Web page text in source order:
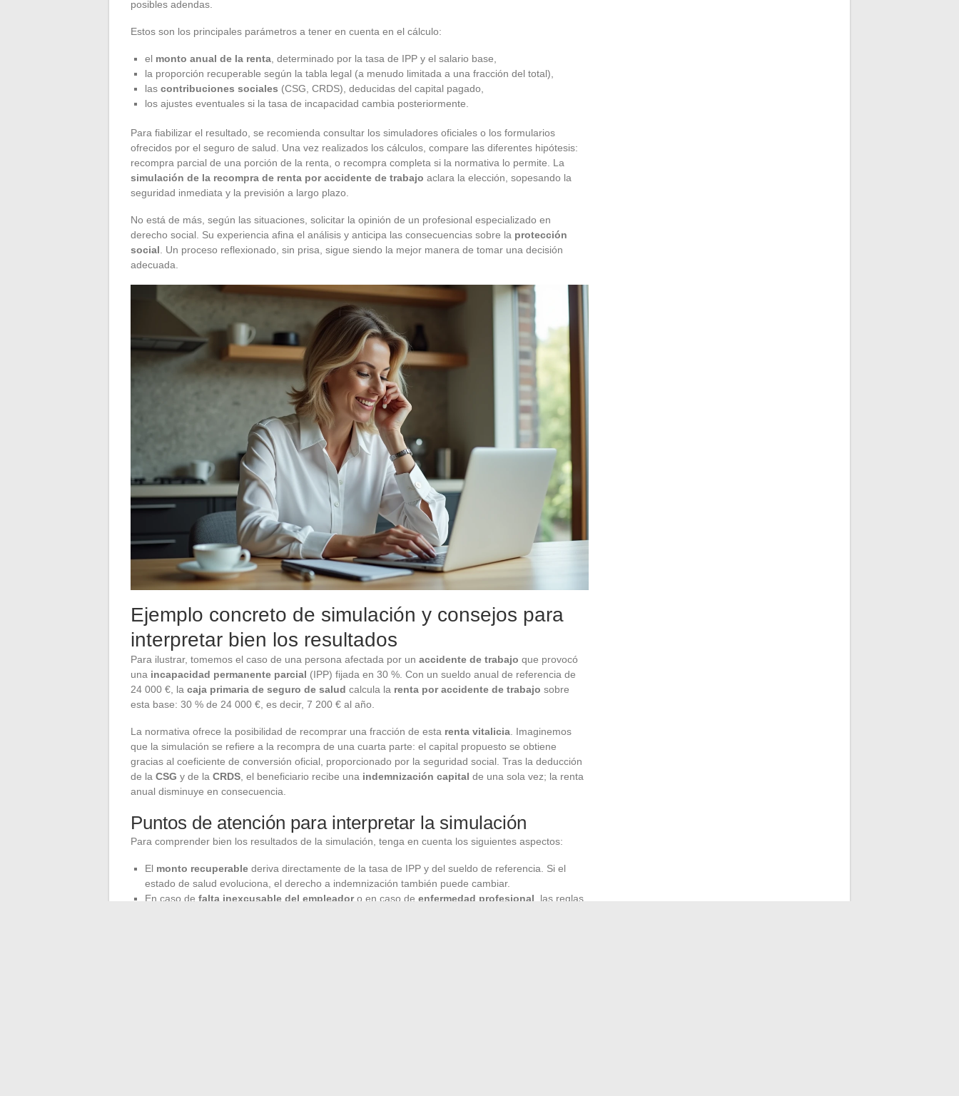
posibles adendas.
Estos son los principales parámetros a tener en cuenta en el cálculo:
el monto anual de la renta , determinado por la tasa de IPP y el salario base,
la proporción recuperable según la tabla legal (a menudo limitada a una fracción del total),
las contribuciones sociales (CSG, CRDS), deducidas del capital pagado,
los ajustes eventuales si la tasa de incapacidad cambia posteriormente.
Para fiabilizar el resultado, se recomienda consultar los simuladores oficiales o los formularios
ofrecidos por el seguro de salud. Una vez realizados los cálculos, compare las diferentes hipótesis:
recompra parcial de una porción de la renta, o recompra completa si la normativa lo permite. La
simulación de la recompra de renta por accidente de trabajo aclara la elección, sopesando la
seguridad inmediata y la previsión a largo plazo.
No está de más, según las situaciones, solicitar la opinión de un profesional especializado en
derecho social. Su experiencia afina el análisis y anticipa las consecuencias sobre la protección
social . Un proceso reflexionado, sin prisa, sigue siendo la mejor manera de tomar una decisión
adecuada.
Ejemplo concreto de simulación y consejos para
interpretar bien los resultados
Para ilustrar, tomemos el caso de una persona afectada por un accidente de trabajo que provocó
una incapacidad permanente parcial (IPP) fijada en 30 %. Con un sueldo anual de referencia de
24 000 €, la caja primaria de seguro de salud calcula la renta por accidente de trabajo sobre
esta base: 30 % de 24 000 €, es decir, 7 200 € al año.
La normativa ofrece la posibilidad de recomprar una fracción de esta renta vitalicia . Imaginemos
que la simulación se refiere a la recompra de una cuarta parte: el capital propuesto se obtiene
gracias al coeficiente de conversión oficial, proporcionado por la seguridad social. Tras la deducción
de la CSG y de la CRDS , el beneficiario recibe una indemnización capital de una sola vez; la renta
anual disminuye en consecuencia.
Puntos de atención para interpretar la simulación
Para comprender bien los resultados de la simulación, tenga en cuenta los siguientes aspectos:
El monto recuperable deriva directamente de la tasa de IPP y del sueldo de referencia. Si el
estado de salud evoluciona, el derecho a indemnización también puede cambiar.
En caso de falta inexcusable del empleadoro en caso de enfermedad profesional , las reglas